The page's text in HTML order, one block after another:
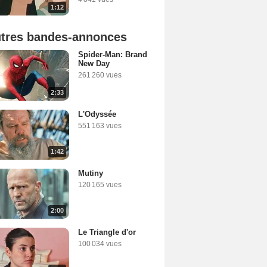
1:12
bandes-annonces
2:33
Spider-Man: Brand
New Day
261 260 vues
1:42
L'Odyssée
551 163 vues
2:00
Mutiny
120 165 vues
Le Triangle d'or
100 034 vues